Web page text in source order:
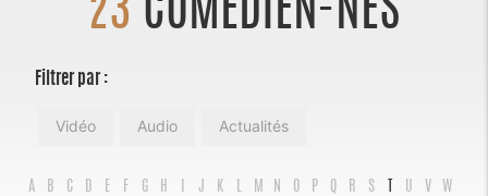
23 COMÉDIEN-NES
Filtrer par :
Vidéo Audio Actualités
A B C E F G H J K M N P R S V W